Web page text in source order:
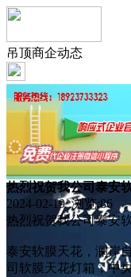
吊顶商企动态
热烈祝贺我公司泰安
2024-02-19 浏览:86
热烈祝贺我公司泰安
泰安软膜天花，澜岸
司软膜天花灯箱，中